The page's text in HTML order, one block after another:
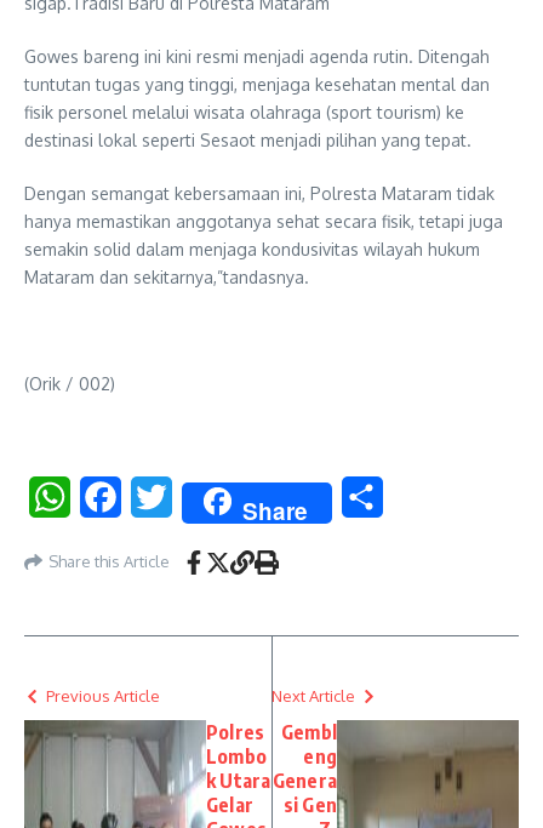
Gowes bareng ini kini resmi menjadi agenda rutin. Ditengah
tuntutan tugas yang tinggi, menjaga kesehatan mental dan
fisik personel melalui wisata olahraga (sport tourism) ke
destinasi lokal seperti Sesaot menjadi pilihan yang tepat.
Dengan semangat kebersamaan ini, Polresta Mataram tidak
hanya memastikan anggotanya sehat secara fisik, tetapi juga
semakin solid dalam menjaga kondusivitas wilayah hukum
Mataram dan sekitarnya,”tandasnya.
(Orik / 002)
WhatsAppFacebookTwitter Share
Share this Article
Previous Article
Polres
Lombo
k Utara
Gelar
Next Article
Gembl
eng
Genera
si Gen